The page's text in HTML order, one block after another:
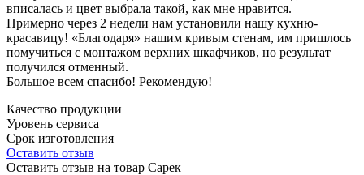
вписалась и цвет выбрала такой, как мне нравится.
Примерно через 2 недели нам установили нашу кухню-
красавицу! «Благодаря» нашим кривым стенам, им пришлось
помучиться с монтажом верхних шкафчиков, но результат
получился отменный.
Большое всем спасибо! Рекомендую!
Качество продукции
Уровень сервиса
Срок изготовления
Оставить отзыв
Оставить отзыв на товар Сарек